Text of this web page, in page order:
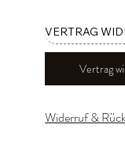
VERTRAG
Vertrag
Widerruf &